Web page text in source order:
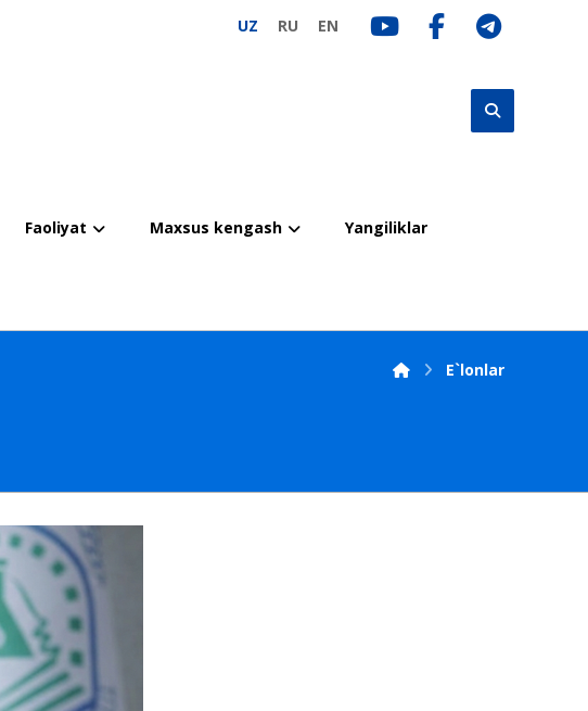
UZ RU EN
Faoliyat Maxsus kengash Yangiliklar
E`lonlar